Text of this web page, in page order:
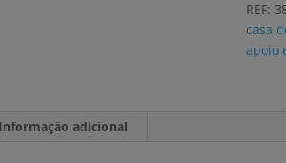
para
casa
REF:
casa
apoio
Informação adicional